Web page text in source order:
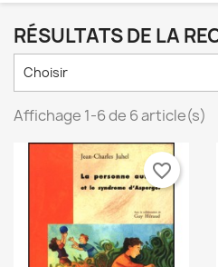
RÉSULTATS DE LA
Choisir
Affichage 1-6 de 6 article(s)
favorite_border